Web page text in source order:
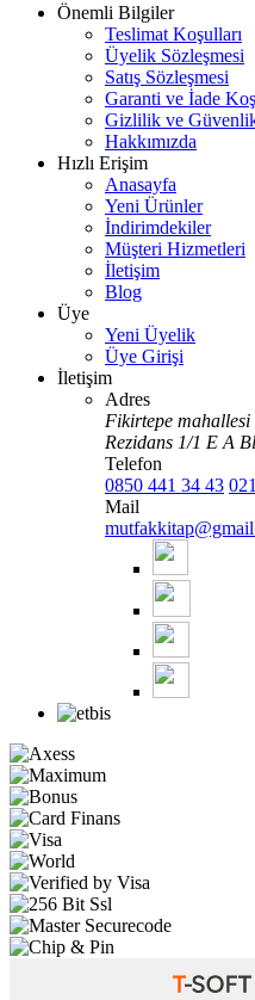
Önemli Bilgiler
Teslimat Koşulları
Üyelik Sözleşmesi
Satış Sözleşmesi
Garanti ve İade
Gizlilik ve
Hakkımızda
Hızlı Erişim
Anasayfa
Yeni Ürünler
İndirimdekiler
Müşteri Hizmetleri
İletişim
Blog
Üye
Yeni Üyelik
Üye Girişi
İletişim
Adres
Fikirtepe mahallesi
Rezidans 1/1 E A
Telefon
0850 441 34 43
Mail